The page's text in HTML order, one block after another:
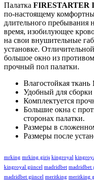
Палатка FIRESTARTER
по-настоящему
длительного пребывания
время, изобилующее
на свои внушительные
установке.
большое окно из
прочный пол палатки.
Влагостойкая ткань
Удобный для сборки
Комплектуется
Большие окна с
сторонах палатки.
Размеры в
Размеры после
mrking mrking giriş kingroyal
kingroyal güncel madridbet madridbet
madridbet güncel meritking meritking